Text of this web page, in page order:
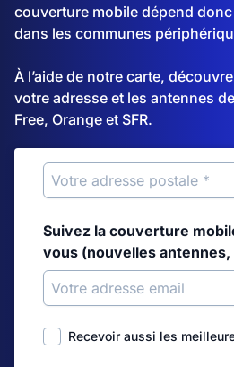
couverture mobile dépend
dans les communes
À l’aide de notre carte,
votre adresse et les antennes
Free, Orange et SFR.
Suivez la couverture
vous (nouvelles antennes,
Recevoir aussi les